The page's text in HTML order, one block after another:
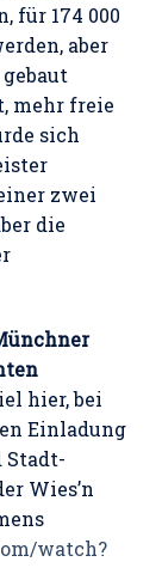
für 174 000
aber
mehr freie
sich
zwei
die
hier, bei
Einladung
Stadt-
Wies’n
watch?